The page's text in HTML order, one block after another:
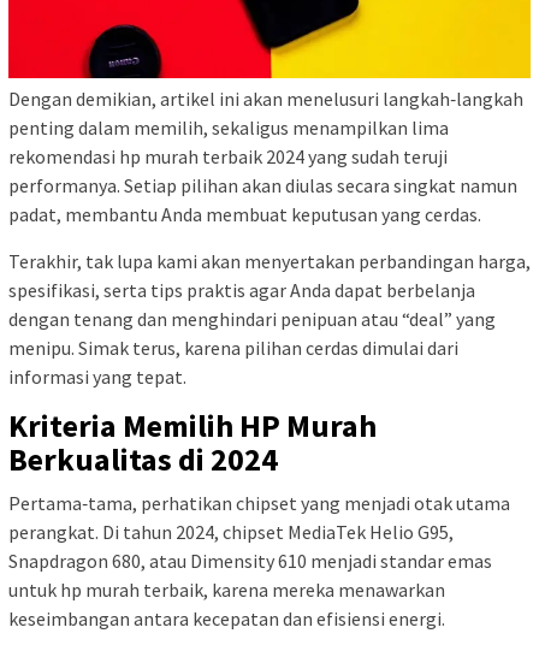
Dengan demikian, artikel ini akan menelusuri langkah‑langkah
penting dalam memilih, sekaligus menampilkan lima
rekomendasi hp murah terbaik 2024 yang sudah teruji
performanya. Setiap pilihan akan diulas secara singkat namun
padat, membantu Anda membuat keputusan yang cerdas.
Terakhir, tak lupa kami akan menyertakan perbandingan harga,
spesifikasi, serta tips praktis agar Anda dapat berbelanja
dengan tenang dan menghindari penipuan atau “deal” yang
menipu. Simak terus, karena pilihan cerdas dimulai dari
informasi yang tepat.
Kriteria Memilih HP Murah
Berkualitas di 2024
Pertama‑tama, perhatikan chipset yang menjadi otak utama
perangkat. Di tahun 2024, chipset MediaTek Helio G95,
Snapdragon 680, atau Dimensity 610 menjadi standar emas
untuk hp murah terbaik, karena mereka menawarkan
keseimbangan antara kecepatan dan efisiensi energi.